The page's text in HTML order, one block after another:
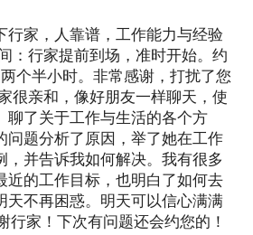
行家，人靠谱，工作能力与经验
：行家提前到场，准时开始。约
个半小时。非常感谢，打扰了您
很亲和，像好朋友一样聊天，使
聊了关于工作与生活的各个方
问题分析了原因，举了她在工作
，并告诉我如何解决。我有很多
近的工作目标，也明白了如何去
天不再困惑。明天可以信心满满
行家！下次有问题还会约您的！